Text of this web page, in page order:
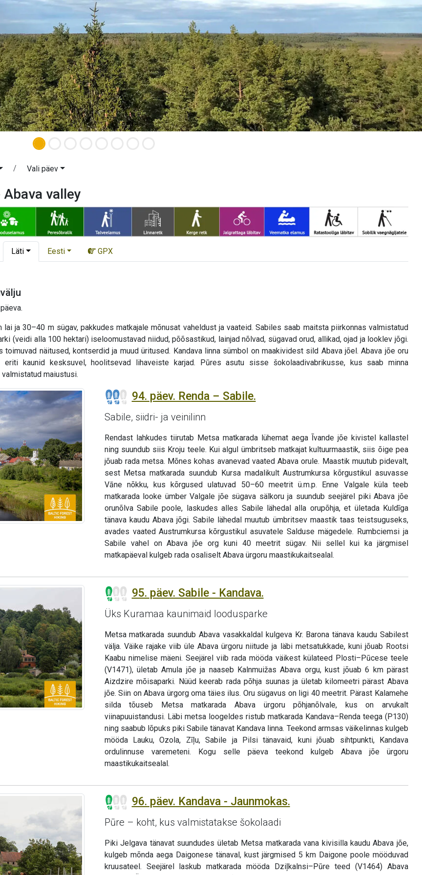
Vali päev
valley
Läti Eesti GPX
ja 30–40 m sügav, pakkudes matkajale mõnusat vaheldust ja vaateid. Sabiles saab maitsta piirkonnas valmistatud
(veidi alla 100 hektari) iseloomustavad niidud, põõsastikud, lainjad nõlvad, sügavad orud, allikad, ojad ja looklev jõgi.
toimuvad näitused, kontserdid ja muud üritused. Kandava linna sümbol on maakividest sild Abava jõel. Abava jõe oru
kaunid kesksuvel, hoolitsevad lihaveiste karjad. Pūres asutu sisse šokolaadivabrikusse, kus saab minna
maiustusi.
94. päev. Renda – Sabile.
Sabile, siidri- ja veinilinn
Rendast lahkudes tiirutab Metsa matkarada lühemat aega Īvande jõe kivistel kallastel
ning suundub siis Kroju teele. Kui algul ümbritseb matkajat kultuurmaastik, siis õige pea
jõuab rada metsa. Mõnes kohas avanevad vaated Abava orule. Maastik muutub pidevalt,
sest Metsa matkarada suundub Kursa madalikult Austrumkursa kõrgustikul asuvasse
Vāne nõkku, kus kõrgused ulatuvad 50–60 meetrit ü.m.p. Enne Valgale küla teeb
matkarada looke ümber Valgale jõe sügava sälkoru ja suundub seejärel piki Abava jõe
orunõlva Sabile poole, laskudes alles Sabile lähedal alla orupõhja, et ületada Kuldīga
tänava kaudu Abava jõgi. Sabile lähedal muutub ümbritsev maastik taas teistsuguseks,
avades vaated Austrumkursa kõrgustikul asuvatele Salduse mägedele. Rumbciemsi ja
Sabile vahel on Abava jõe org kuni 40 meetrit sügav. Nii sellel kui ka järgmisel
matkapäeval kulgeb rada osaliselt Abava ürgoru maastikukaitsealal.
95. päev. Sabile - Kandava.
Üks Kuramaa kaunimaid loodusparke
Metsa matkarada suundub Abava vasakkaldal kulgeva Kr. Barona tänava kaudu Sabilest
välja. Väike rajake viib üle Abava ürgoru niitude ja läbi metsatukkade, kuni jõuab Rootsi
Kaabu nimelise mäeni. Seejärel viib rada mööda väikest külateed Plosti–Pūcese teele
(V1471), ületab Amula jõe ja naaseb Kalnmuižas Abava orgu, kust jõuab 6 km pärast
Aizdzire mõisaparki. Nüüd keerab rada põhja suunas ja ületab kilomeetri pärast Abava
jõe. Siin on Abava ürgorg oma täies ilus. Oru sügavus on ligi 40 meetrit. Pärast Kalamehe
silda tõuseb Metsa matkarada Abava ürgoru põhjanõlvale, kus on arvukalt
viinapuuistandusi. Läbi metsa loogeldes ristub matkarada Kandava–Renda teega (P130)
ning saabub lõpuks piki Sabile tänavat Kandava linna. Teekond armsas väikelinnas kulgeb
mööda Lauku, Ozola, Zīļu, Sabile ja Pilsi tänavaid, kuni jõuab sihtpunkti, Kandava
ordulinnuse varemeteni. Kogu selle päeva teekond kulgeb Abava jõe ürgoru
maastikukaitsealal.
96. päev. Kandava - Jaunmokas.
Pūre – koht, kus valmistatakse šokolaadi
Piki Jelgava tänavat suundudes ületab Metsa matkarada vana kivisilla kaudu Abava jõe,
kulgeb mõnda aega Daigonese tänaval, kust järgmised 5 km Daigone poole mööduvad
kruusateel. Seejärel laskub matkarada mööda Dziļkalnsi–Pūre teed (V1464) Abava